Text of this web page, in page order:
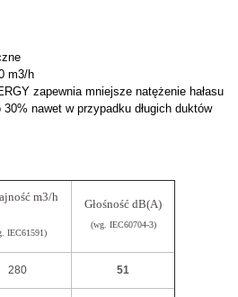
m3/h
zapewnia mniejsze natężenie hałasu
nawet w przypadku długich duktów
m3/h
IEC61591)
Głośność dB(A)
(wg. IEC60704-3)
280 51